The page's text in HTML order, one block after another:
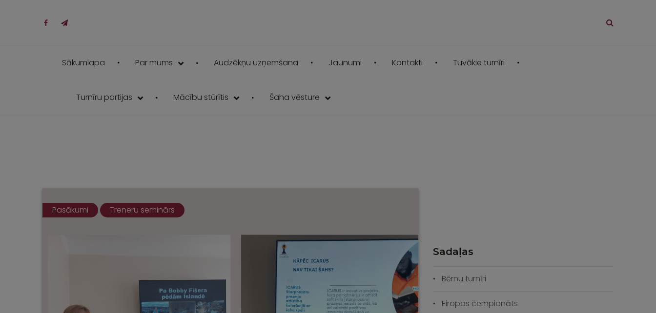
Sākumlapa Par mums Audzēkņu uzņemšana Jaunumi Kontakti Tuvākie turnīri
Turnīru partijas Mācību stūrītis Šaha vēsture
Pasākumi Treneru seminārs
Sadaļas
Bērnu turnīri
Eiropas čempionāts